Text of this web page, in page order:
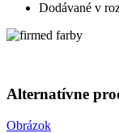
Dodávané v
Alternatívne
Obrázok